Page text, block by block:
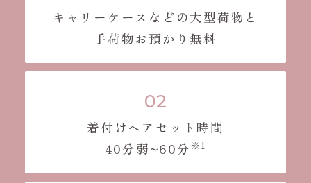
キャリーケースなどの大型荷物と
手荷物お預かり無料
着付けヘアセット時間
40分弱~60分 ※1